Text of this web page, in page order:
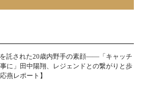
託された20歳内野手の素顔――「キャッチ
に」田中陽翔、レジェンドとの繋がりと歩
燕レポート】